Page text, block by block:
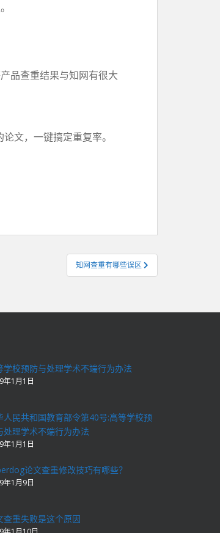
品查重结果与知网有很大
文，一键搞定重复率。
知网查重有哪些误区
学校预防与处理学术不端行为办法
年1月1日
人民共和国教育部令第40号:高等学校预
处理学术不端行为办法
年1月1日
论文查重修改技巧有哪些？
年1月9日
查重失败是这个原因